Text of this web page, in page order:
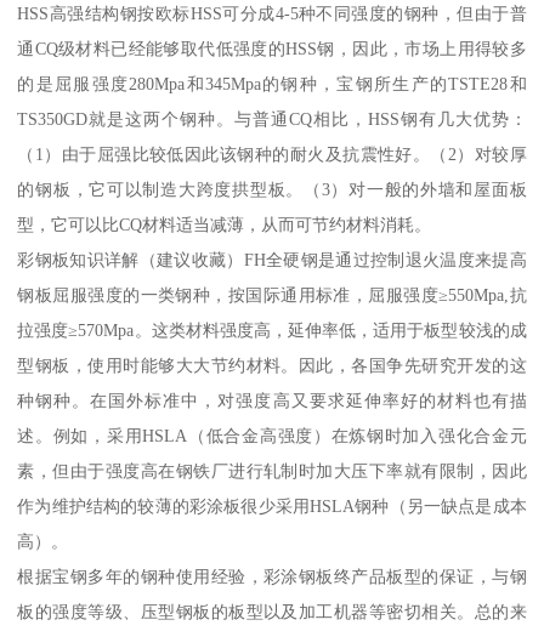
HSS高强结构钢按欧标HSS可分成4-5种不同强度的钢种，但由于普
通CQ级材料已经能够取代低强度的HSS钢，因此，市场上用得较多
的是屈服强度280Mpa和345Mpa的钢种，宝钢所生产的TSTE28和
TS350GD就是这两个钢种。与普通CQ相比，HSS钢有几大优势：
（1）由于屈强比较低因此该钢种的耐火及抗震性好。（2）对较厚
的钢板，它可以制造大跨度拱型板。（3）对一般的外墙和屋面板
型，它可以比CQ材料适当减薄，从而可节约材料消耗。
彩钢板知识详解（建议收藏）FH全硬钢是通过控制退火温度来提高
钢板屈服强度的一类钢种，按国际通用标准，屈服强度≥550Mpa,抗
拉强度≥570Mpa。这类材料强度高，延伸率低，适用于板型较浅的成
型钢板，使用时能够大大节约材料。因此，各国争先研究开发的这
种钢种。在国外标准中，对强度高又要求延伸率好的材料也有描
述。例如，采用HSLA（低合金高强度）在炼钢时加入强化合金元
素，但由于强度高在钢铁厂进行轧制时加大压下率就有限制，因此
作为维护结构的较薄的彩涂板很少采用HSLA钢种（另一缺点是成本
高）。
根据宝钢多年的钢种使用经验，彩涂钢板终产品板型的保证，与钢
板的强度等级、压型钢板的板型以及加工机器等密切相关。总的来